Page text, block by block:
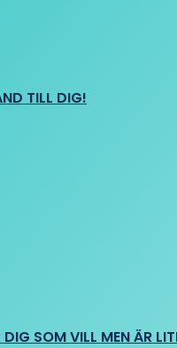
TILL DIG!
SOM VILL MEN ÄR